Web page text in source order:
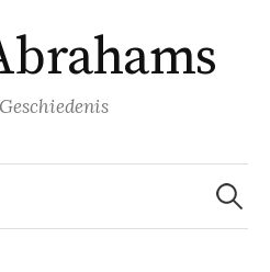
Zoeken
naar: